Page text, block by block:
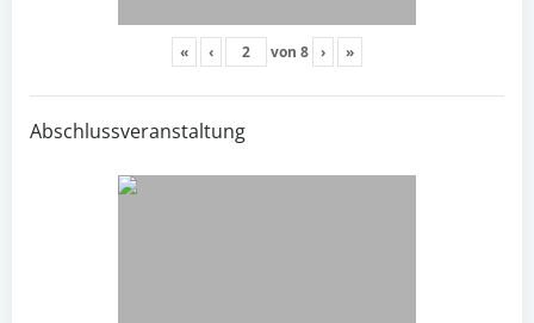
« ‹ von 8 › »
Abschlussveranstaltung